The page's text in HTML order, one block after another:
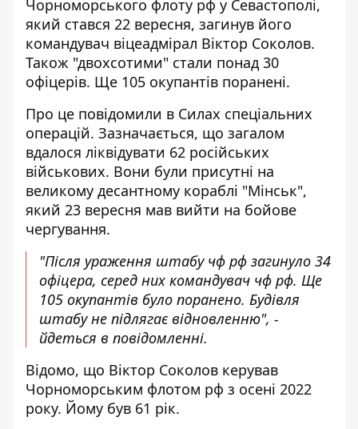
Чорноморського флоту рф у Севастополі,
який стався 22 вересня, загинув його
командувач віцеадмірал Віктор Соколов.
Також "двохсотими" стали понад 30
офіцерів. Ще 105 окупантів поранені.
Про це повідомили в Силах спеціальних
операцій. Зазначається, що загалом
вдалося ліквідувати 62 російських
військових. Вони були присутні на
великому десантному кораблі "Мінськ",
який 23 вересня мав вийти на бойове
чергування.
"Після ураження штабу чф рф загинуло 34
офіцера, серед них командувач чф рф. Ще
105 окупантів було поранено. Будівля
штабу не підлягає відновленню", -
йдеться в повідомленні.
Відомо, що Віктор Соколов керував
Чорноморським флотом рф з осені 2022
року. Йому був 61 рік.